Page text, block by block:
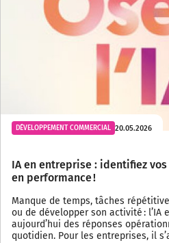
DÉVELOPPEMENT COMMERCIAL 20.05.2026
IA en entreprise : identifiez
en performance !
Manque de temps, tâches
ou de développer son activité : l’IA
aujourd’hui des réponses
quotidien. Pour les entreprises, il